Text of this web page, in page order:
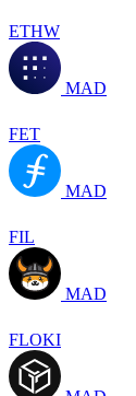
ETHW
MAD
FET
MAD
FIL
MAD
FLOKI